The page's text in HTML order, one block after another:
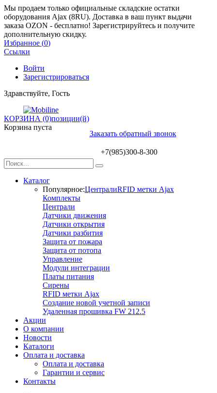
Мы продаем только официальные складские остатки
оборудования Ajax (8RU). Доставка в ваш пункт выдачи
заказа OZON - бесплатно! Зарегистрируйтесь и получите
дополнительную скидку.
Избранное (0)
Ссылки
Войти
Зарегистрироваться
Здравствуйте, Гость
КОРЗИНА (0)позиции(й)
Корзина пуста
Заказать обратный звонок
+7(985)300-8-300
Каталог
Популярное:ЦентралиRFID метки Ajax
Комплекты
Централи
Датчики движения
Датчики открытия
Датчики разбития
Защита от пожара
Защита от потопа
Управление
Модули интеграции
Платы питания
Сирены
RFID метки Ajax
Создание новой учетной записи
Удаленная прошивка FW 212.5
Акции
О компании
Новости
Каталоги
Оплата и доставка
Оплата и доставка
Гарантии и сервис
Контакты